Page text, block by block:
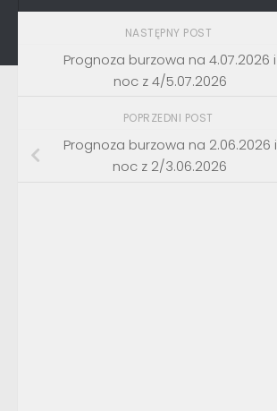
NASTĘPNY POST
Prognoza burzowa na 4.07.2026 i
noc z 4/5.07.2026
POPRZEDNI POST
Prognoza burzowa na 2.06.2026 i
noc z 2/3.06.2026